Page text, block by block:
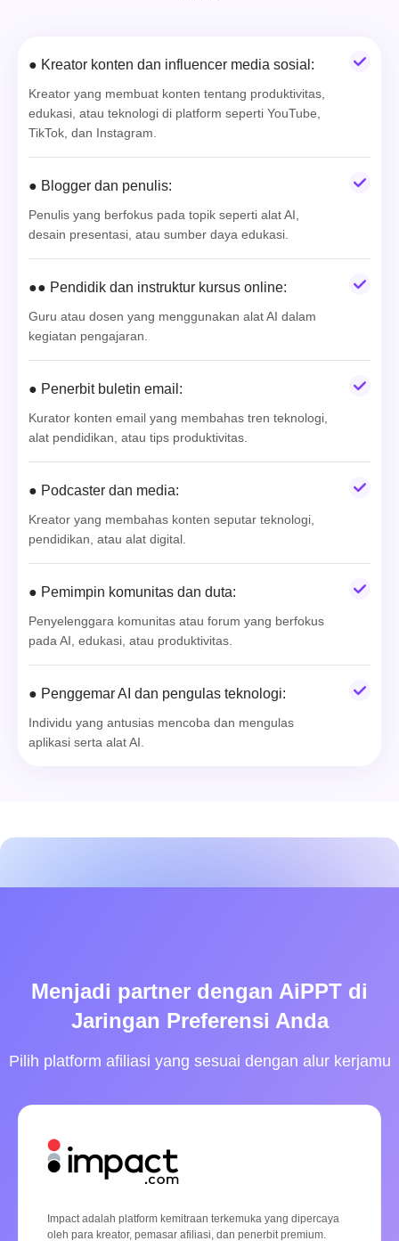
● Kreator konten dan influencer media sosial:
Kreator yang membuat konten tentang produktivitas,
edukasi, atau teknologi di platform seperti YouTube,
TikTok, dan Instagram.
● Blogger dan penulis:
Penulis yang berfokus pada topik seperti alat AI,
desain presentasi, atau sumber daya edukasi.
●● Pendidik dan instruktur kursus online:
Guru atau dosen yang menggunakan alat AI dalam
kegiatan pengajaran.
● Penerbit buletin email:
Kurator konten email yang membahas tren teknologi,
alat pendidikan, atau tips produktivitas.
● Podcaster dan media:
Kreator yang membahas konten seputar teknologi,
pendidikan, atau alat digital.
● Pemimpin komunitas dan duta:
Penyelenggara komunitas atau forum yang berfokus
pada AI, edukasi, atau produktivitas.
● Penggemar AI dan pengulas teknologi:
Individu yang antusias mencoba dan mengulas
aplikasi serta alat AI.
Menjadi partner dengan AiPPT di
Jaringan Preferensi Anda
Pilih platform afiliasi yang sesuai dengan alur kerjamu
Impact adalah platform kemitraan terkemuka yang dipercaya
oleh para kreator, pemasar afiliasi, dan penerbit premium.